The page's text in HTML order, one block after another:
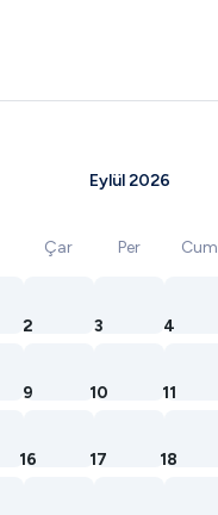
Eylül 2026
Çar Per Cum
2 3 4
9 10 11
16 17 18